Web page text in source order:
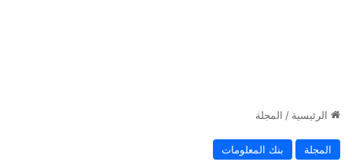
الرئيسية / المجلة
المجلة بنك المعلومات